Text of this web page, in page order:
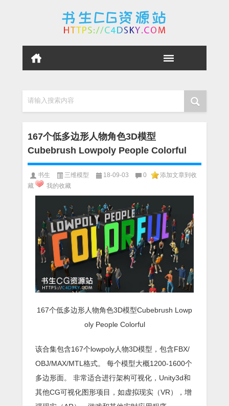
请输入搜索内容
167个低多边形人物角色3D模型
Cubebrush Lowpoly People Colorful
书生 三维模型 18-09-03 0
添加文章到收
藏
我的收藏
167个低多边形人物角色3D模型Cubebrush Lowp
oly People Colorful
该合集包含167个lowpoly人物3D模型，包含FBX/
OBJ/MAX/MTL格式。 每个模型大概1200-1600个
多边形面。 非常适合进行架构可视化，Unity3d和
其他CG可视化图形项目，如虚拟现实（VR），增